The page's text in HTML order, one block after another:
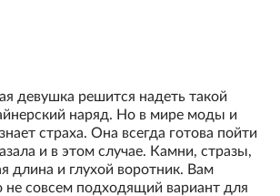
девушка решится надеть такой
наряд. Но в мире моды и
страха. Она всегда готова пойти
и в этом случае. Камни, стразы,
длина и глухой воротник. Вам
не совсем подходящий вариант для